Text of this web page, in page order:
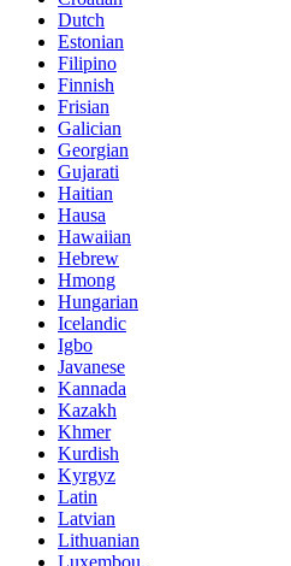
Dutch
Estonian
Filipino
Finnish
Frisian
Galician
Georgian
Gujarati
Haitian
Hausa
Hawaiian
Hebrew
Hmong
Hungarian
Icelandic
Igbo
Javanese
Kannada
Kazakh
Khmer
Kurdish
Kyrgyz
Latin
Latvian
Lithuanian
Luxembou..